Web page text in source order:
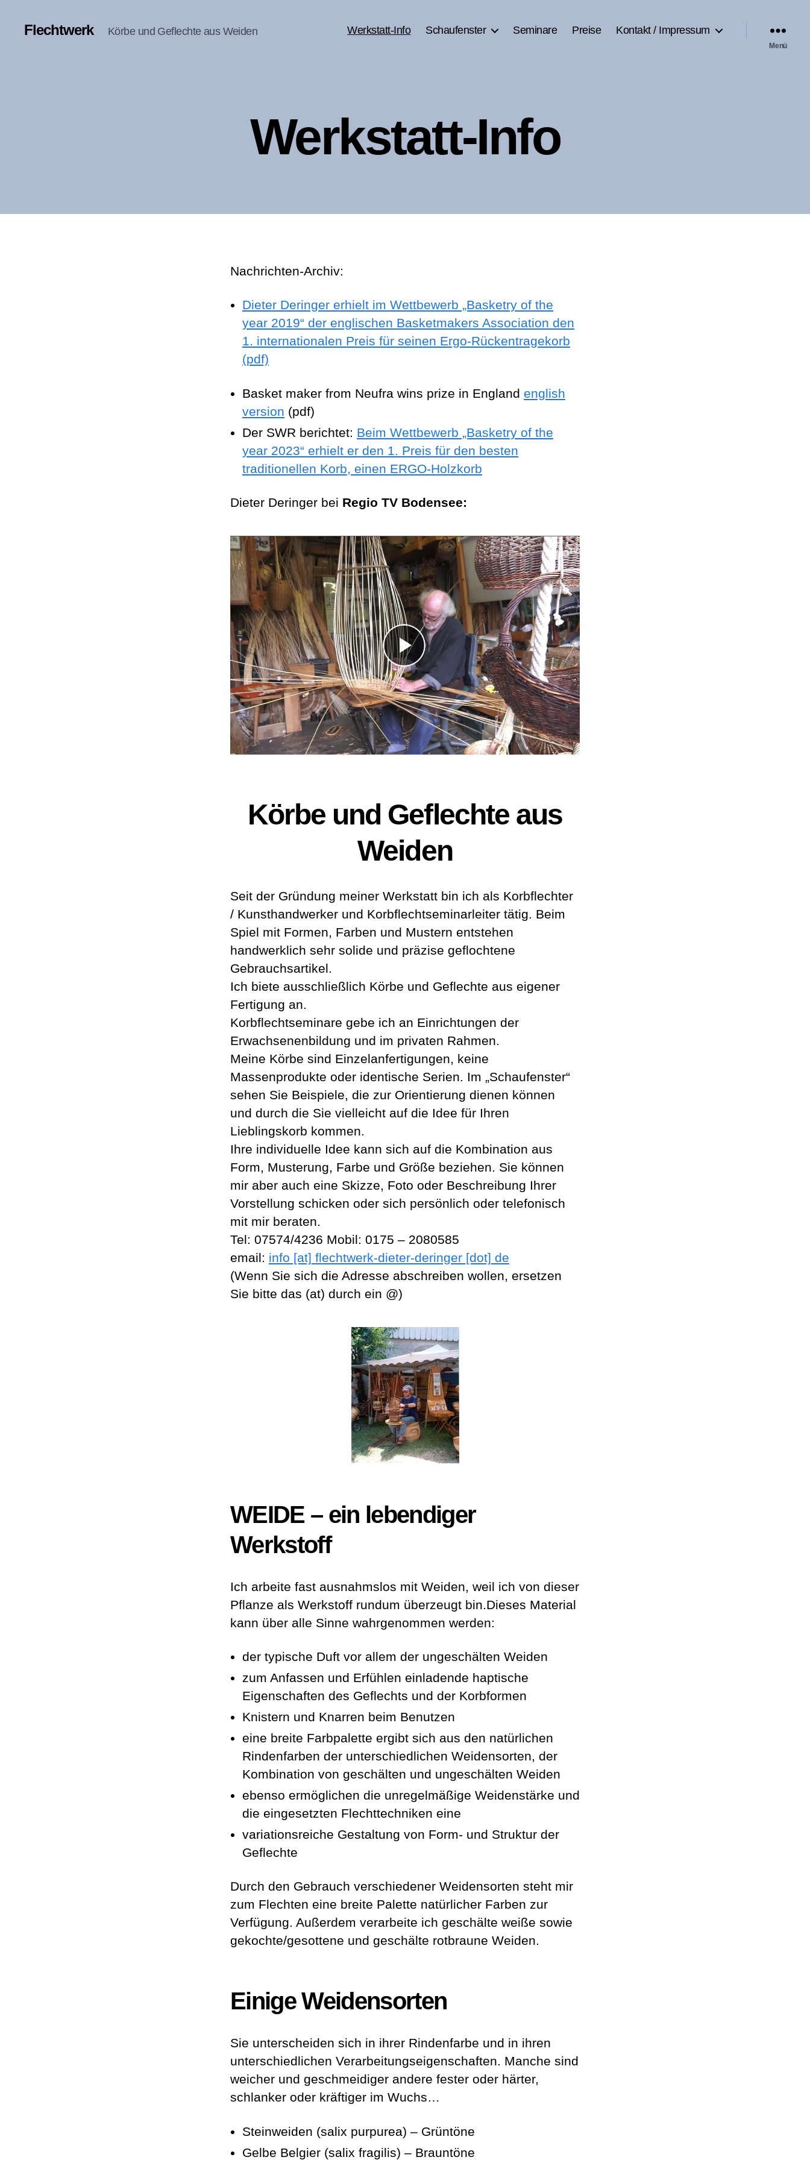
Flechtwerk Körbe und Geflechte aus Weiden Werkstatt-Info Schaufenster Seminare Preise Kontakt / Impressum
Menü
Werkstatt-Info
Nachrichten-Archiv:
Dieter Deringer erhielt im Wettbewerb „Basketry of the
year 2019“ der englischen Basketmakers Association den
1. internationalen Preis für seinen Ergo-Rückentragekorb
(pdf)
Basket maker from Neufra wins prize in England english
version (pdf)
Der SWR berichtet: Beim Wettbewerb „Basketry of the
year 2023“ erhielt er den 1. Preis für den besten
traditionellen Korb, einen ERGO-Holzkorb
Dieter Deringer bei Regio TV Bodensee:
Körbe und Geflechte aus
Weiden
Seit der Gründung meiner Werkstatt bin ich als Korbflechter
/ Kunsthandwerker und Korbflechtseminarleiter tätig. Beim
Spiel mit Formen, Farben und Mustern entstehen
handwerklich sehr solide und präzise geflochtene
Gebrauchsartikel.
Ich biete ausschließlich Körbe und Geflechte aus eigener
Fertigung an.
Korbflechtseminare gebe ich an Einrichtungen der
Erwachsenenbildung und im privaten Rahmen.
Meine Körbe sind Einzelanfertigungen, keine
Massenprodukte oder identische Serien. Im „Schaufenster“
sehen Sie Beispiele, die zur Orientierung dienen können
und durch die Sie vielleicht auf die Idee für Ihren
Lieblingskorb kommen.
Ihre individuelle Idee kann sich auf die Kombination aus
Form, Musterung, Farbe und Größe beziehen. Sie können
mir aber auch eine Skizze, Foto oder Beschreibung Ihrer
Vorstellung schicken oder sich persönlich oder telefonisch
mit mir beraten.
Tel: 07574/4236 Mobil: 0175 – 2080585
email: info [at] flechtwerk-dieter-deringer [dot] de
(Wenn Sie sich die Adresse abschreiben wollen, ersetzen
Sie bitte das (at) durch ein @)
WEIDE – ein lebendiger
Werkstoff
Ich arbeite fast ausnahmslos mit Weiden, weil ich von dieser
Pflanze als Werkstoff rundum überzeugt bin.Dieses Material
kann über alle Sinne wahrgenommen werden:
der typische Duft vor allem der ungeschälten Weiden
zum Anfassen und Erfühlen einladende haptische
Eigenschaften des Geflechts und der Korbformen
Knistern und Knarren beim Benutzen
eine breite Farbpalette ergibt sich aus den natürlichen
Rindenfarben der unterschiedlichen Weidensorten, der
Kombination von geschälten und ungeschälten Weiden
ebenso ermöglichen die unregelmäßige Weidenstärke und
die eingesetzten Flechttechniken eine
variationsreiche Gestaltung von Form- und Struktur der
Geflechte
Durch den Gebrauch verschiedener Weidensorten steht mir
zum Flechten eine breite Palette natürlicher Farben zur
Verfügung. Außerdem verarbeite ich geschälte weiße sowie
gekochte/gesottene und geschälte rotbraune Weiden.
Einige Weidensorten
Sie unterscheiden sich in ihrer Rindenfarbe und in ihren
unterschiedlichen Verarbeitungseigenschaften. Manche sind
weicher und geschmeidiger andere fester oder härter,
schlanker oder kräftiger im Wuchs…
Steinweiden (salix purpurea) – Grüntöne
Gelbe Belgier (salix fragilis) – Brauntöne